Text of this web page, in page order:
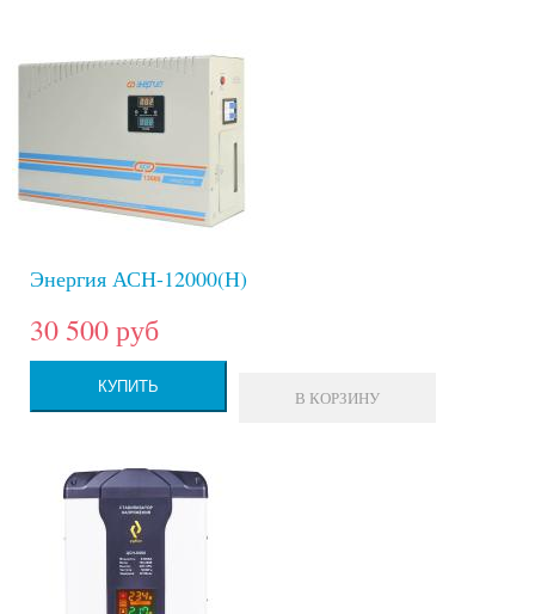
Энергия АСН-12000(Н)
30 500 руб
КУПИТЬ
В КОРЗИНУ